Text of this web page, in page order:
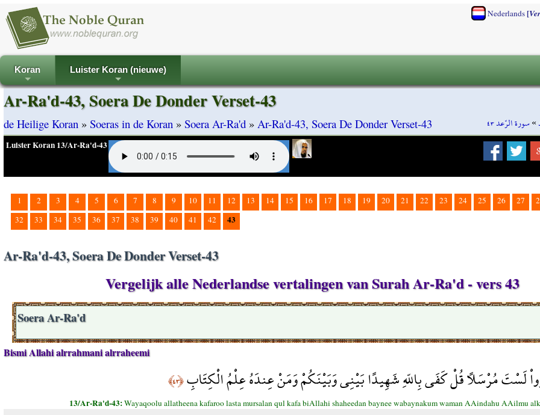
Nederlands[
+
Koran
+
Luister Koran (nieuwe)
»سورة الرّعد ٤٣
Ar-Ra'd-43, Soera De Donder Verset-43
de Heilige Koran » Soeras in de Koran » Soera Ar-Ra'd » Ar-Ra'd-43, Soera De Donder Verset-43
Luister Koran 13/Ar-Ra'd-43
1 2 3 4 5 6 7 8 9 10 11 12 13 14 15 16 17 18 19 20 21 22 23 24 25 26 27
32
33 34 35 36 37 38 39 40 41 42 43
Ar-Ra'd-43, Soera De Donder Verset-43
Vergelijk alle Nederlandse vertalingen van Surah Ar-Ra'd - vers 43
Soera Ar-Ra'd
Bismi Allahi alrrahmani alrraheemi
لَسْتَ مُرْسَلاً قُلْ كَفَى بِاللّهِ شَهِيدًا بَيْنِي وَبَيْنَكُمْ وَمَنْ عِندَهُ عِلْمُ الْكِتَابِ﴿٤٣﴾
13/Ar-Ra'd-43:Wayaqoolu allatheena kafaroo lasta mursalan qul kafa biAllahi shaheedan baynee wabaynakum waman AAindahu AAilmu